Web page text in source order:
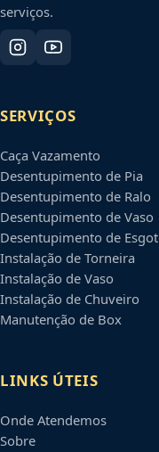
serviços.
SERVIÇOS
Caça Vazamento
Desentupimento de Pia
Desentupimento de Ralo
Desentupimento de Vaso
Desentupimento de
Instalação de Torneira
Instalação de Vaso
Instalação de Chuveiro
Manutenção de Box
LINKS ÚTEIS
Onde Atendemos
Sobre